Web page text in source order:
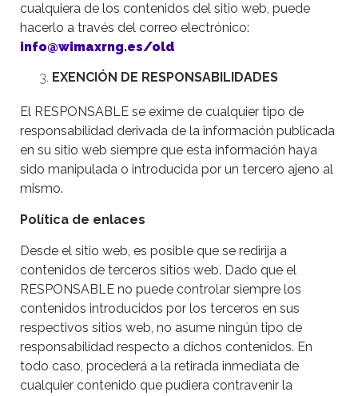
cualquiera de los contenidos del sitio web, puede
hacerlo a través del correo electrónico:
info@wimaxrng.es/old
EXENCIÓN DE RESPONSABILIDADES
El RESPONSABLE se exime de cualquier tipo de
responsabilidad derivada de la información publicada
en su sitio web siempre que esta información haya
sido manipulada o introducida por un tercero ajeno al
mismo.
Política de enlaces
Desde el sitio web, es posible que se redirija a
contenidos de terceros sitios web. Dado que el
RESPONSABLE no puede controlar siempre los
contenidos introducidos por los terceros en sus
respectivos sitios web, no asume ningún tipo de
responsabilidad respecto a dichos contenidos. En
todo caso, procederá a la retirada inmediata de
cualquier contenido que pudiera contravenir la